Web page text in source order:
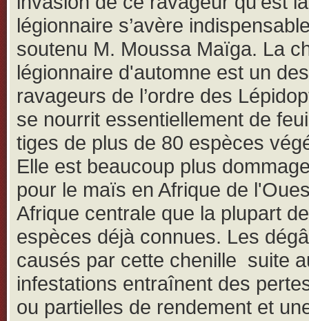
légionnaire s’avère
soutenu M. Moussa Maïga. La
légionnaire d'automne est un des
ravageurs de l’ordre des
se nourrit essentiellement de
tiges de plus de 80 espèces
Elle est beaucoup plus
pour le maïs en Afrique de
Afrique centrale que la plupart
espèces déjà connues. Les
causés par cette chenille suite
infestations entraînent des
ou partielles de rendement et